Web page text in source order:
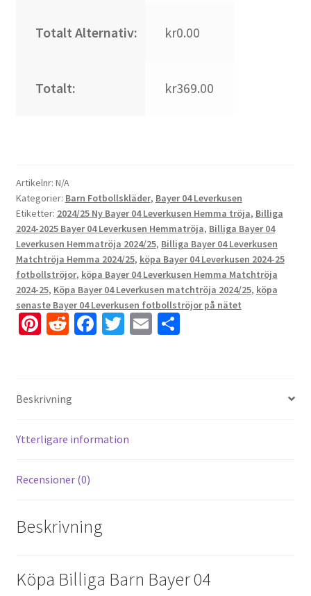
Totalt Alternativ: kr0.00
Totalt: kr369.00
Artikelnr: N/A
Kategorier: Barn Fotbollskläder, Bayer 04 Leverkusen
Etiketter: 2024/25 Ny Bayer 04 Leverkusen Hemma tröja, Billiga
2024-2025 Bayer 04 Leverkusen Hemmatröja, Billiga Bayer 04
Leverkusen Hemmatröja 2024/25, Billiga Bayer 04 Leverkusen
Matchtröja Hemma 2024/25, köpa Bayer 04 Leverkusen 2024-25
fotbollströjor, köpa Bayer 04 Leverkusen Hemma Matchtröja
2024-25, Köpa Bayer 04 Leverkusen matchtröja 2024/25, köpa
senaste Bayer 04 Leverkusen fotbollströjor på nätet
Pi
es
t
R
di
t
Fa
k
T E D
Beskrivning
Ytterligare information
Recensioner (0)
Beskrivning
Köpa Billiga Barn Bayer 04